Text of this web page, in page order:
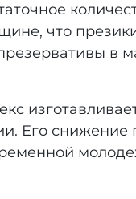
что
в
Его